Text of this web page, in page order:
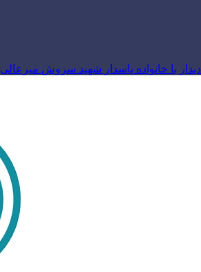
دیدار با خانواده پاسدار شهید سروش میرعالی